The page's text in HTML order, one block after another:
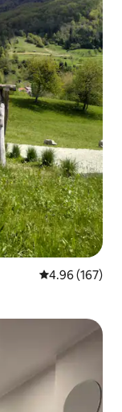
從 167 則評價
4.96 (167)